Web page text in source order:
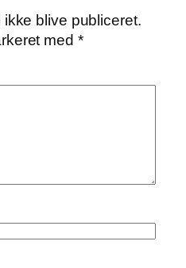
blive publiceret.
med *